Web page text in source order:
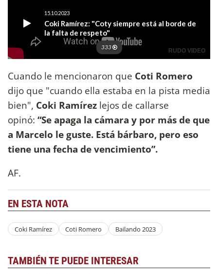
Cuando le mencionaron que Coti Romero
dijo que "cuando ella estaba en la pista media
bien", Coki Ramírez lejos de callarse
opinó: “Se apaga la cámara y por más de que
a Marcelo le guste. Está bárbaro, pero eso
tiene una fecha de vencimiento”.
AF.
EN ESTA NOTA
Coki Ramírez Coti Romero Bailando 2023
TAMBIÉN TE PUEDE INTERESAR